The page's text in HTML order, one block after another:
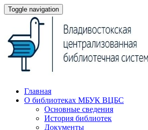
Toggle navigation
Главная
О библиотеках МБУК ВЦБС
Основные сведения
История библиотек
Документы